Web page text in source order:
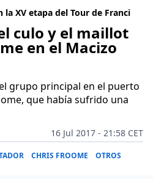
XV etapa del Tour de Franci
culo y el maillot
en el Macizo
grupo principal en el puerto
que había sufrido una
16 Jul 2017 - 21:58 CET
CHRIS FROOME OTROS